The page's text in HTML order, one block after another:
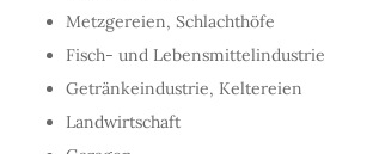
Metzgereien, Schlachthöfe
Fisch- und Lebensmittelindustrie
Getränkeindustrie, Keltereien
Landwirtschaft